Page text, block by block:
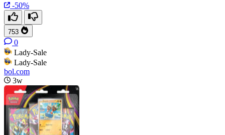
-50%
753
0
Lady-Sale
Lady-Sale
bol.com
3w